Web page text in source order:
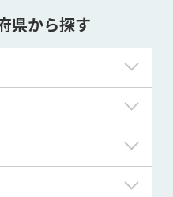
県から探す